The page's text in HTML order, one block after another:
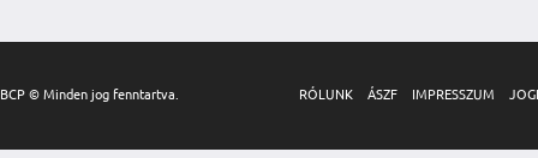
BCP © Minden jog fenntartva. RÓLUNK ÁSZF IMPRESSZUM